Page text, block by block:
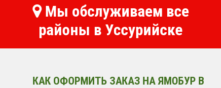
Мы обслуживаем все
районы в Уссурийске
КАК ОФОРМИТЬ ЗАКАЗ НА ЯМОБУР В